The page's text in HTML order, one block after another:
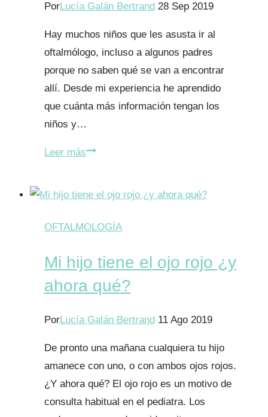
PorLucía Galán Bertrand 28 Sep 2019
Hay muchos niños que les asusta ir al
oftalmólogo, incluso a algunos padres
porque no saben qué se van a encontrar
allí. Desde mi experiencia he aprendido
que cuánta más información tengan los
niños y…
Leer más¿Cómo
con
oftalmólogo
infantil?
OFTALMOLOGÍA
Mi hijo tiene el ojo rojo ¿y
ahora qué?
PorLucía Galán Bertrand 11 Ago 2019
De pronto una mañana cualquiera tu hijo
amanece con uno, o con ambos ojos rojos.
¿Y ahora qué? El ojo rojo es un motivo de
consulta habitual en el pediatra. Los